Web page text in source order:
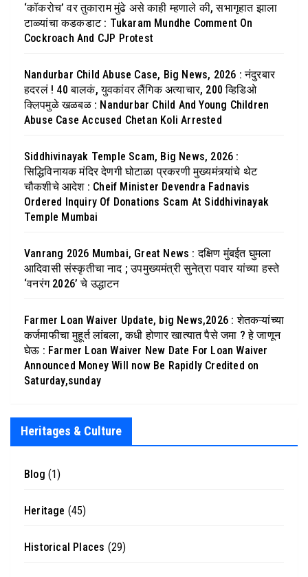
‘कॉकरोच’ वर तुकाराम मुंढे असे काही म्हणाले की, सभागृहात झाला
टाळ्यांचा कडकडाट : Tukaram Mundhe Comment On
Cockroach And CJP Protest
Nandurbar Child Abuse Case, Big News, 2026 : नंदुरबार
हदरलं ! 40 बालकं, युवकांवर लैंगिक अत्याचार, 200 व्हिडिओ
क्लिपमुळे खळबळ : Nandurbar Child And Young Children
Abuse Case Accused Chetan Koli Arrested
Siddhivinayak Temple Scam, Big News, 2026 :
सिद्धिविनायक मंदिर देणगी घोटाळा प्रकरणी मुख्यमंत्र्यांचे थेट
चौकशीचे आदेश : Cheif Minister Devendra Fadnavis
Ordered Inquiry Of Donations Scam At Siddhivinayak
Temple Mumbai
Vanrang 2026 Mumbai, Great News : दक्षिण मुंबईत घुमला
आदिवासी संस्कृतीचा नाद ; उपमुख्यमंत्री सुनेत्रा पवार यांच्या हस्ते
‘वनरंग 2026’ चे उद्धाटन
Farmer Loan Waiver Update, big News,2026 : शेतकऱ्यांच्या
कर्जमाफीचा मुहूर्त लांबला, कधी होणार खात्यात पैसे जमा ? हे जाणून
घेऊ : Farmer Loan Waiver New Date For Loan Waiver
Announced Money Will now Be Rapidly Credited on
Saturday,sunday
Heritages & Culture
Blog (1)
Heritage (45)
Historical Places (29)